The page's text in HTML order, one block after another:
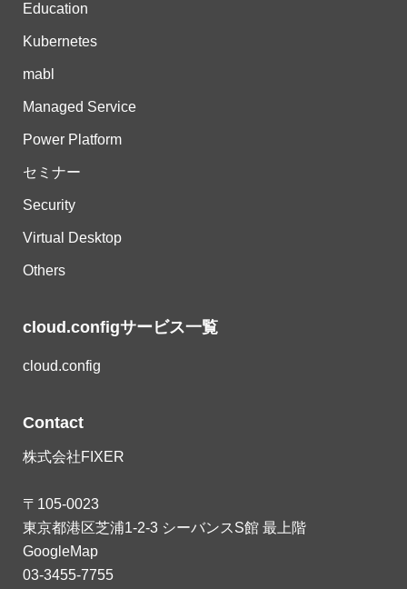
Education
Kubernetes
mabl
Managed Service
Power Platform
セミナー
Security
Virtual Desktop
Others
cloud.configサービス一覧
cloud.config
Contact
株式会社FIXER
〒105-0023
東京都港区芝浦1-2-3 シーバンスS館 最上階
GoogleMap
03-3455-7755